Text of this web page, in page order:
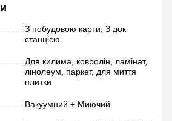
З побудовою карти, З док
станцією
Для килима, ковролін, ламінат,
лінолеум, паркет, для миття
плитки
Вакуумний + Миючий